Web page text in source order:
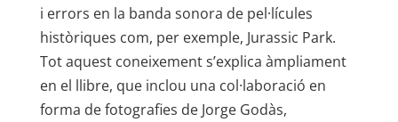
i errors en la banda sonora de pel·lícules
històriques com, per exemple, Jurassic Park.
Tot aquest coneixement s’explica àmpliament
en el llibre, que inclou una col·laboració en
forma de fotografies de Jorge Godàs,